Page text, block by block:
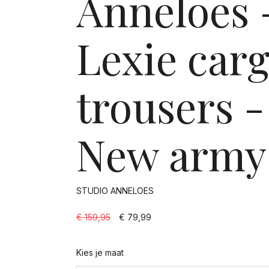
Lexie
trousers -
New army
STUDIO ANNELOES
€ 159,95 € 79,99
Kies je maat